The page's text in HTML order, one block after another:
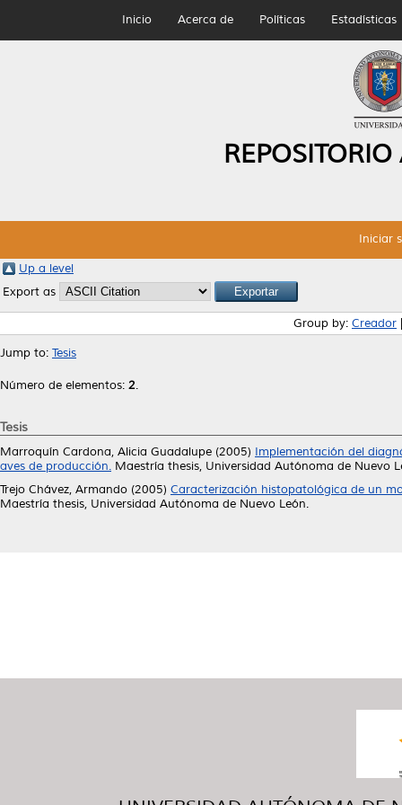
Inicio Acerca de Políticas Estadísticas
Iniciar
Up a level
Export as
Group by: Creador
Jump to: Tesis
Número de elementos: 2.
Tesis
Marroquín Cardona, Alicia Guadalupe (2005) Implementación del
aves de producción. Maestría thesis, Universidad Autónoma de Nuevo
Trejo Chávez, Armando (2005) Caracterización histopatológica de un
Maestría thesis, Universidad Autónoma de Nuevo León.